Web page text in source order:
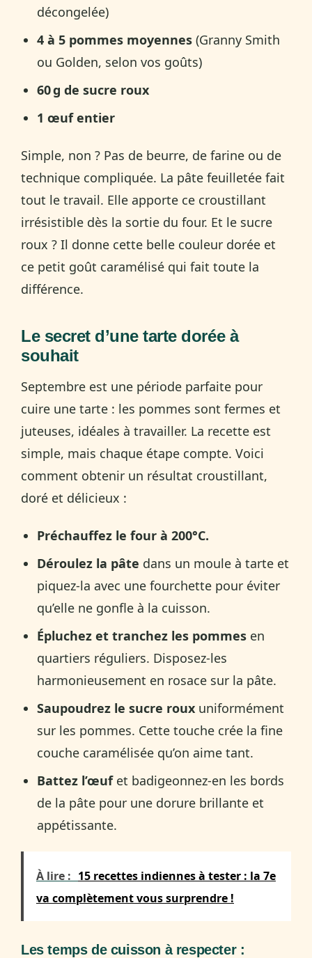
décongelée)
4 à 5 pommes moyennes (Granny Smith
ou Golden, selon vos goûts)
60 g de sucre roux
1 œuf entier
Simple, non ? Pas de beurre, de farine ou de
technique compliquée. La pâte feuilletée fait
tout le travail. Elle apporte ce croustillant
irrésistible dès la sortie du four. Et le sucre
roux ? Il donne cette belle couleur dorée et
ce petit goût caramélisé qui fait toute la
différence.
Le secret d’une tarte dorée à
souhait
Septembre est une période parfaite pour
cuire une tarte : les pommes sont fermes et
juteuses, idéales à travailler. La recette est
simple, mais chaque étape compte. Voici
comment obtenir un résultat croustillant,
doré et délicieux :
Préchauffez le four à 200°C.
Déroulez la pâte dans un moule à tarte et
piquez-la avec une fourchette pour éviter
qu’elle ne gonfle à la cuisson.
Épluchez et tranchez les pommes en
quartiers réguliers. Disposez-les
harmonieusement en rosace sur la pâte.
Saupoudrez le sucre roux uniformément
sur les pommes. Cette touche crée la fine
couche caramélisée qu’on aime tant.
Battez l’œufet badigeonnez-en les bords
de la pâte pour une dorure brillante et
appétissante.
À lire : 15 recettes indiennes à tester : la 7e
va complètement vous surprendre !
Les temps de cuisson à respecter :